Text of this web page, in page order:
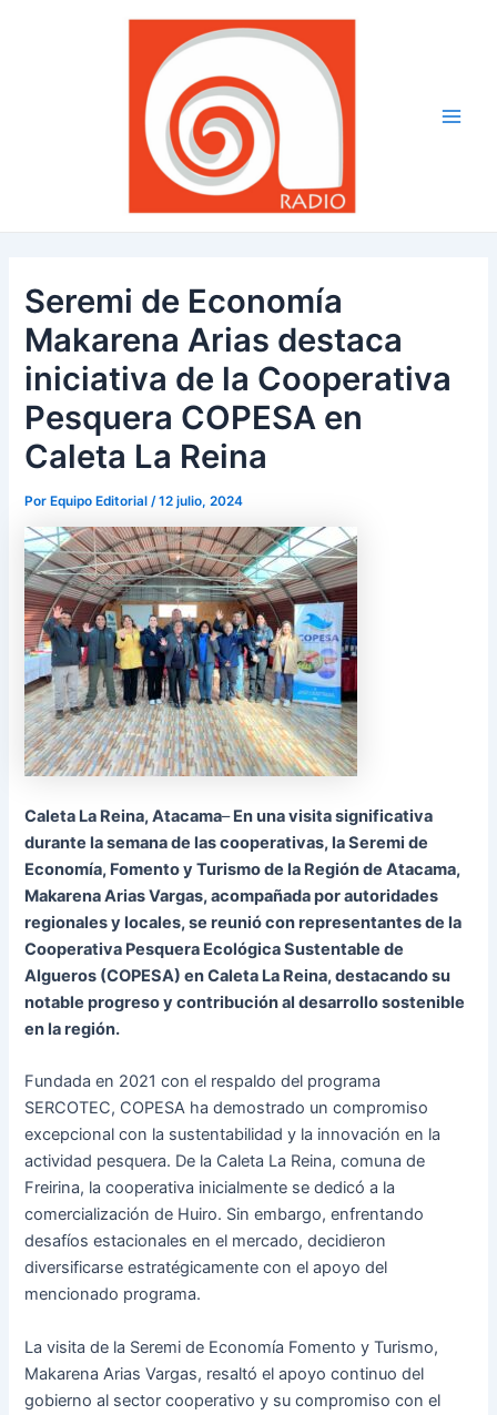
Seremi de Economía
Makarena Arias destaca
iniciativa de la Cooperativa
Pesquera COPESA en
Caleta La Reina
Por Equipo Editorial/12 julio, 2024
Caleta La Reina, Atacama–En una visita significativa
durante la semana de las cooperativas, la Seremi de
Economía, Fomento y Turismo de la Región de Atacama,
Makarena Arias Vargas, acompañada por autoridades
regionales y locales, se reunió con representantes de la
Cooperativa Pesquera Ecológica Sustentable de
Algueros (COPESA) en Caleta La Reina, destacando su
notable progreso y contribución al desarrollo sostenible
en la región.
Fundada en 2021 con el respaldo del programa
SERCOTEC, COPESA ha demostrado un compromiso
excepcional con la sustentabilidad y la innovación en la
actividad pesquera. De la Caleta La Reina, comuna de
Freirina, la cooperativa inicialmente se dedicó a la
comercialización de Huiro. Sin embargo, enfrentando
desafíos estacionales en el mercado, decidieron
diversificarse estratégicamente con el apoyo del
mencionado programa.
La visita de la Seremi de Economía Fomento y Turismo,
Makarena Arias Vargas, resaltó el apoyo continuo del
gobierno al sector cooperativo y su compromiso con el